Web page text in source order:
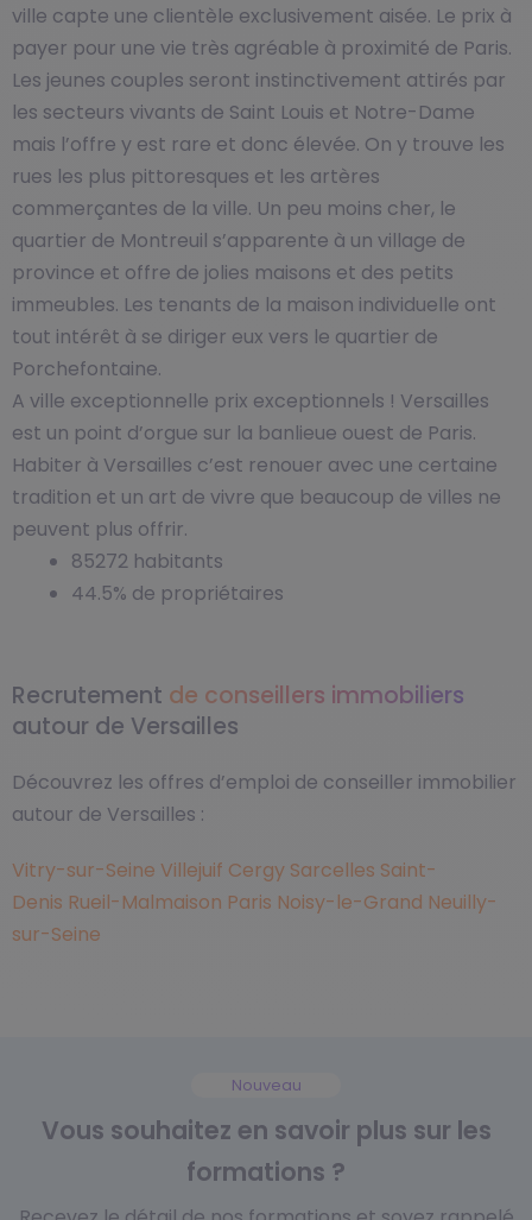
ville capte une clientèle exclusivement aisée. Le prix à
payer pour une vie très agréable à proximité de Paris.
Les jeunes couples seront instinctivement attirés par
les secteurs vivants de Saint Louis et Notre-Dame
mais l’offre y est rare et donc élevée. On y trouve les
rues les plus pittoresques et les artères
commerçantes de la ville. Un peu moins cher, le
quartier de Montreuil s’apparente à un village de
province et offre de jolies maisons et des petits
immeubles. Les tenants de la maison individuelle ont
tout intérêt à se diriger eux vers le quartier de
Porchefontaine.
A ville exceptionnelle prix exceptionnels ! Versailles
est un point d’orgue sur la banlieue ouest de Paris.
Habiter à Versailles c’est renouer avec une certaine
tradition et un art de vivre que beaucoup de villes ne
peuvent plus offrir.
85272 habitants
44.5% de propriétaires
Recrutement de conseillers immobiliers
autour de Versailles
Découvrez les offres d’emploi de conseiller immobilier
autour de Versailles :
Vitry-sur-Seine Villejuif Cergy Sarcelles Saint-
Denis Rueil-Malmaison Paris Noisy-le-Grand Neuilly-
sur-Seine
Nouveau
Vous souhaitez en savoir plus sur les
formations ?